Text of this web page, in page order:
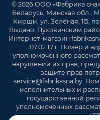
© 2026 ООО «Фабрика
Беларусь, Минская обл.,
Кирши, ул. Зелёная, 1Б,
Выдано: Пуховичским
Интернет-магазин
07.02.17 г. Номер и
уполномоченного
нарушении их прав,
защите прав
service@fabrikasna.by.
исполнительных и
государственной
уполномоченных